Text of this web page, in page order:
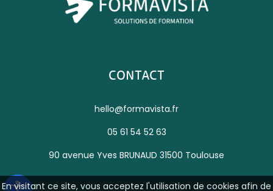
CONTACT
hello@formavista.fr
05 61 54 52 63
90 avenue Yves BRUNAUD 31500 Toulouse
En visitant ce site, vous acceptez l'utilisation de cookies afin de